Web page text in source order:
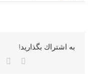
به اشتراك بگذاريد!